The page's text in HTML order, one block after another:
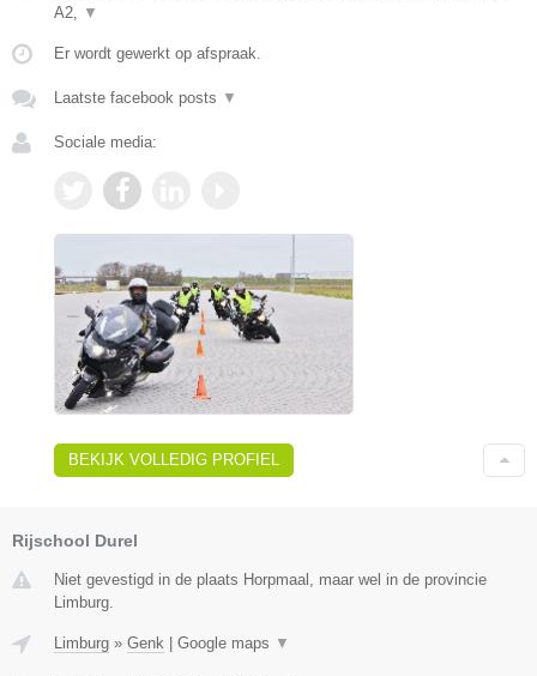
A2, ▼
Er wordt gewerkt op afspraak.
Laatste facebook posts ▼
Sociale media:
BEKIJK VOLLEDIG PROFIEL
Rijschool Durel
Niet gevestigd in de plaats Horpmaal, maar wel in de provincie
Limburg.
Limburg » Genk Google maps ▼